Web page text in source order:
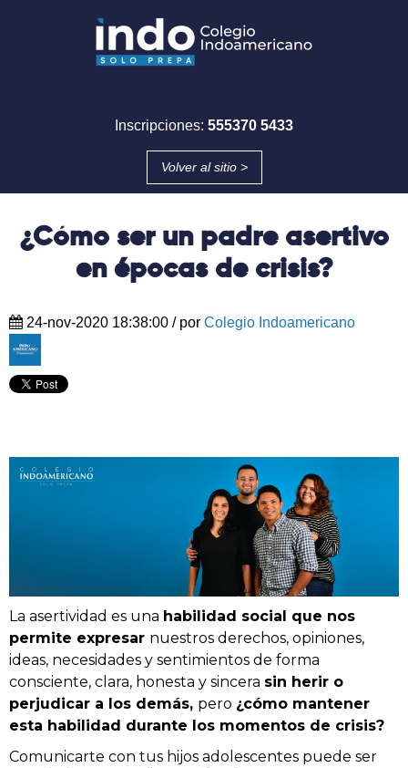
Inscripciones: 555370 5433
Volver al sitio >
¿Cómo ser un padre asertivo
en épocas de crisis?
24-nov-2020 18:38:00 / por Colegio Indoamericano
La asertividad es una habilidad social que nos
permite expresar nuestros derechos, opiniones,
ideas, necesidades y sentimientos de forma
consciente, clara, honesta y sincera sin herir o
perjudicar a los demás, pero ¿cómo mantener
esta habilidad durante los momentos de crisis?
Comunicarte con tus hijos adolescentes puede ser